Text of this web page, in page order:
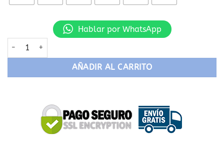
Hablar por WhatsApp
Gafas de lectura L29A cantidad
AÑADIR AL CARRITO